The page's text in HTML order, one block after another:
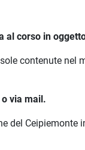
al corso in
contenute nel
via mail.
del Ceipiemonte